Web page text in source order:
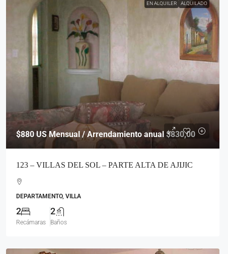
EN ALQUILER ALQUILADO
$880US Mensual / Arrendamiento anual $830,00
123 – VILLAS DEL SOL – PARTE ALTA DE AJIJIC
DEPARTAMENTO, VILLA
2
Recámaras
2
Baños